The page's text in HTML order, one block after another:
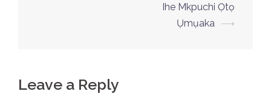
Ihe Mkpuchi Ọtọ
Ụmụaka
⟶
Leave a Reply